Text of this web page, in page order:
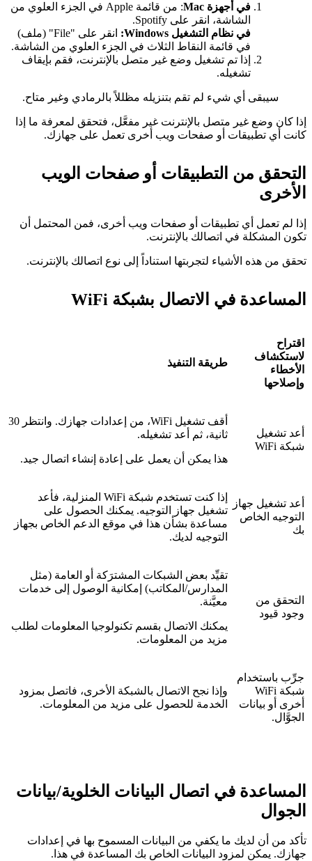
في أجهزة Mac
: من قائمة Apple في الجزء العلوي من
الشاشة، انقر على Spotify.
في نظام التشغيل Windows:
انقر على "File" (ملف)
في قائمة النقاط الثلاث في الجزء العلوي من الشاشة.
إذا تم تشغيل وضع غير متصل بالإنترنت، فقم بإيقاف
تشغيله.
سيبقى أي شيء لم تقم بتنزيله مظللاً بالرمادي وغير متاح.
إذا كان وضع غير متصل بالإنترنت غير مفعَّل، فتحقق لمعرفة ما إذا
كانت أي تطبيقات أو صفحات ويب أخرى تعمل على جهازك.
التحقق من التطبيقات أو صفحات الويب
الأخرى
إذا لم تعمل أي تطبيقات أو صفحات ويب أخرى، فمن المحتمل أن
تكون المشكلة في اتصالك بالإنترنت.
تحقق من هذه الأشياء لتجربتها استناداً إلى نوع اتصالك بالإنترنت.
المساعدة في الاتصال بشبكة WiFi
اقتراح
لاستكشاف
الأخطاء
وإصلاحها
طريقة التنفيذ
أعد تشغيل
شبكة WiFi
أقف تشغيل WiFi، من إعدادات جهازك. وانتظر 30
ثانية، ثم أعد تشغيله.
هذا يمكن أن يعمل على إعادة إنشاء اتصال جيد.
أعد تشغيل جهاز
التوجيه الخاص
بك
إذا كنت تستخدم شبكة WiFi المنزلية، فأعد
تشغيل جهاز التوجيه. يمكنك الحصول على
مساعدة بشأن هذا في موقع الدعم الخاص بجهاز
التوجيه لديك.
التحقق من
وجود قيود
تقيِّد بعض الشبكات المشترَكة أو العامة (مثل
المدارس/المكاتب) إمكانية الوصول إلى خدمات
معيَّنة.
يمكنك الاتصال بقسم تكنولوجيا المعلومات لطلب
مزيد من المعلومات.
جرِّب باستخدام
شبكة WiFi
أخرى أو بيانات
الجوَّال.
وإذا نجح الاتصال بالشبكة الأخرى، فاتصل بمزود
الخدمة للحصول على مزيد من المعلومات.
المساعدة في اتصال البيانات الخلوية/بيانات
الجوال
تأكد من أن لديك ما يكفي من البيانات المسموح بها في إعدادات
جهازك. يمكن لمزود البيانات الخاص بك المساعدة في هذا.